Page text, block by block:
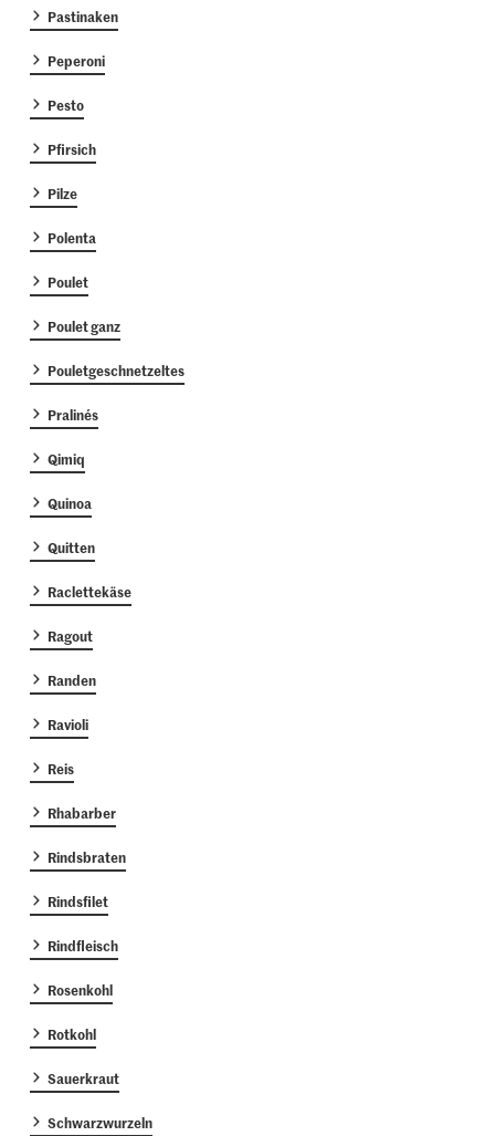
Pastinaken
Peperoni
Pesto
Pfirsich
Pilze
Polenta
Poulet
Poulet ganz
Pouletgeschnetzeltes
Pralinés
Qimiq
Quinoa
Quitten
Raclettekäse
Ragout
Randen
Ravioli
Reis
Rhabarber
Rindsbraten
Rindsfilet
Rindfleisch
Rosenkohl
Rotkohl
Sauerkraut
Schwarzwurzeln